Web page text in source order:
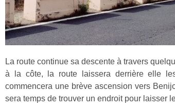
La route continue sa descente à travers
à la côte, la route laissera derrière elle
commencera une brève ascension vers
sera temps de trouver un endroit pour laisser